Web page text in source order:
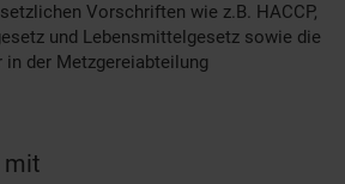
Vorschriften wie z.B. HACCP,
und Lebensmittelgesetz sowie die
in der Metzgereiabteilung
mit